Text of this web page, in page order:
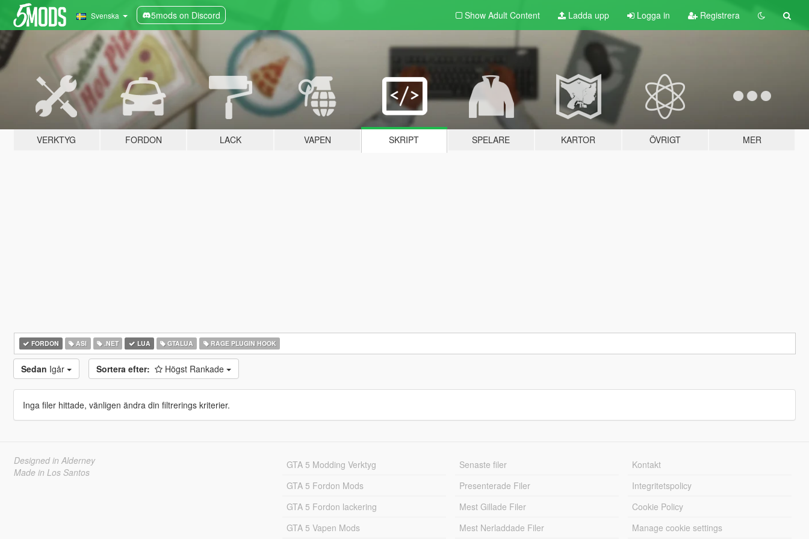
Svenska 5mods on Discord Show Adult Content Ladda upp Logga in Registrera
VERKTYG FORDON LACK VAPEN SKRIPT SPELARE KARTOR ÖVRIGT MER
FORDON ASI .NET LUA GTALUA RAGE PLUGIN HOOK
Sedan Igår Sortera efter: Högst Rankade
Inga filer hittade, vänligen ändra din filtrerings kriterier.
Designed in Alderney
Made in Los Santos
GTA 5 Modding Verktyg
GTA 5 Fordon Mods
GTA 5 Fordon lackering
GTA 5 Vapen Mods
Senaste filer
Presenterade Filer
Mest Gillade Filer
Mest Nerladdade Filer
Kontakt
Integritetspolicy
Cookie Policy
Manage cookie settings